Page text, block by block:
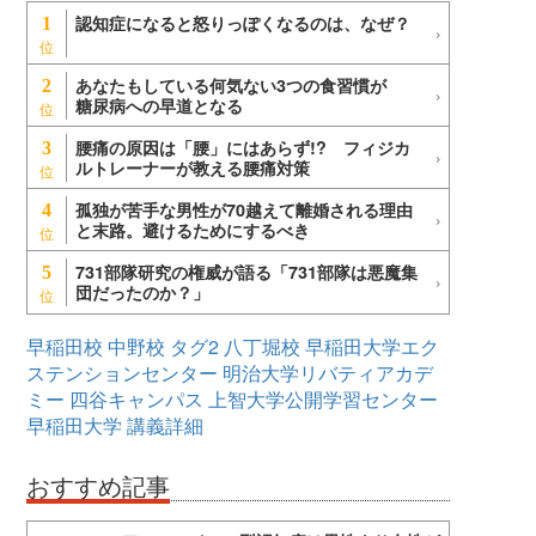
1 認知症になると怒りっぽくなるのは、なぜ？
2
あなたもしている何気ない3つの食習慣が
糖尿病への早道となる
3
腰痛の原因は「腰」にはあらず!? フィジカ
ルトレーナーが教える腰痛対策
4
孤独が苦手な男性が70越えて離婚される理由
と末路。避けるためにするべき
5
731部隊研究の権威が語る「731部隊は悪魔集
団だったのか？」
早稲田校 中野校 タグ2 八丁堀校 早稲田大学エク
ステンションセンター 明治大学リバティアカデ
ミー 四谷キャンパス 上智大学公開学習センター
早稲田大学 講義詳細
おすすめ記事